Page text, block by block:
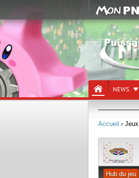
NEWS
Accueil › Jeux
Hub du jeu